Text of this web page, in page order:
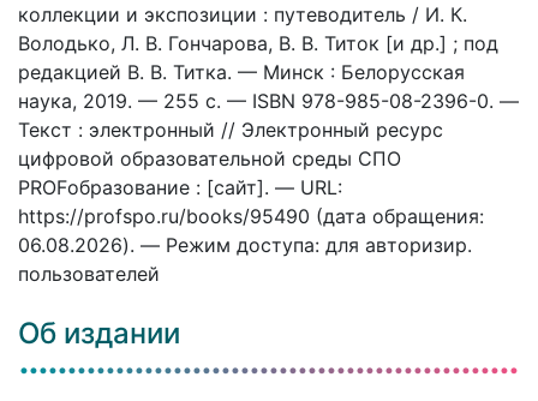
коллекции и экспозиции : путеводитель / И. К.
Володько, Л. В. Гончарова, В. В. Титок [и др.] ; под
редакцией В. В. Титка. — Минск : Белорусская
наука, 2019. — 255 c. — ISBN 978-985-08-2396-0. —
Текст : электронный // Электронный ресурс
цифровой образовательной среды СПО
PROFобразование : [сайт]. — URL:
https://profspo.ru/books/95490 (дата обращения:
06.08.2026). — Режим доступа: для авторизир.
пользователей
Об издании